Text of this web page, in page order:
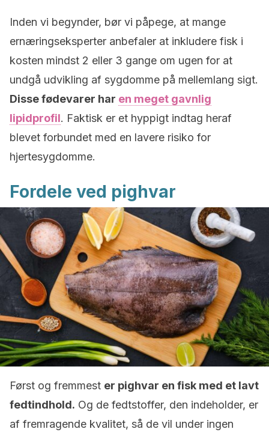
Inden vi begynder, bør vi påpege, at mange
ernæringseksperter anbefaler at inkludere fisk i
kosten mindst 2 eller 3 gange om ugen for at
undgå udvikling af sygdomme på mellemlang sigt.
Disse fødevarer har en meget gavnlig
lipidprofil. Faktisk er et hyppigt indtag heraf
blevet forbundet med en lavere risiko for
hjertesygdomme.
Fordele ved pighvar
Først og fremmest er pighvar en fisk med et lavt
fedtindhold. Og de fedtstoffer, den indeholder, er
af fremragende kvalitet, så de vil under ingen